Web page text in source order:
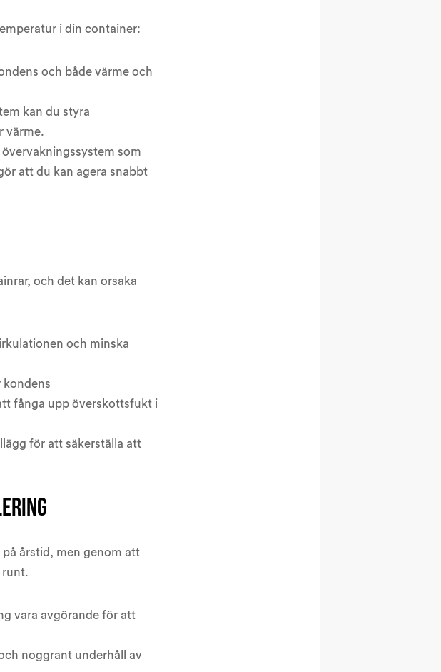
i din container:
och både värme och
kan du styra
värme.
som
att du kan agera snabbt
och det kan orsaka
och minska
kondens
fånga upp överskottsfukt i
för att säkerställa att
årstid, men genom att
runt.
vara avgörande för att
noggrant underhåll av